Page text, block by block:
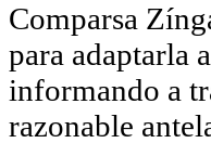
Comparsa
para adaptarla
informando a
razonable